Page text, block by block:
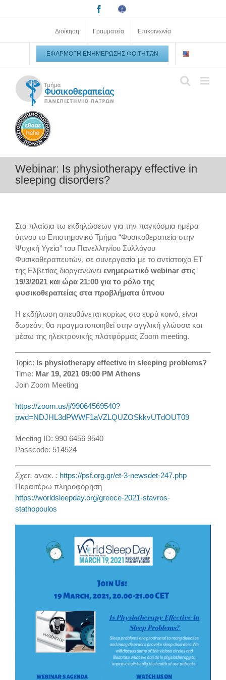
FacebookFacebook
Διοίκηση Γραμματεία Επικοινωνία
ΕΦΑΡΜΟΓΉ ΕΝΗΜΈΡΩΣΗΣ ΦΟΙΤΗΤΏΝ
Webinar: Is physiotherapy effective in
sleeping disorders?
Στα πλαίσια τω εκδηλώσεων για την παγκόσμια ημέρα
ύπνου το Επιστημονικό Τμήμα “Φυσικοθεραπεία στην
Ψυχική Υγεία” του Πανελληνίου Συλλόγου
Φυσικοθεραπευτών, σε συνεργασία με το αντίστοιχο ΕΤ
της Ελβετίας διοργανώνει ενημερωτικό webinar στις
19/3/2021 και ώρα 21:00 για το ρόλο της
φυσικοθεραπείας στα προβλήματα ύπνου
Η εκδήλωση απευθύνεται κυρίως στο ευρύ κοινό, είναι
δωρεάν, θα πραγματοποιηθεί στην αγγλική γλώσσα και
μέσω της ηλεκτρονικής πλατφόρμας Zoom meeting.
Topic: Is physiotherapy effective in sleeping problems?
Time: Mar 19, 2021 09:00 PM Athens
Join Zoom Meeting
https://zoom.us/j/99064569540?
pwd=NDJHL3dPWWF1aVZLQUZOSkkvUTdOUT09
Meeting ID: 990 6456 9540
Passcode: 514524
Σχετ. ανακ. : https://psf.org.gr/et-3-newsdet-247.php
Περαιτέρω πληροφόρηση
https://worldsleepday.org/greece-2021-stavros-
stathopoulos